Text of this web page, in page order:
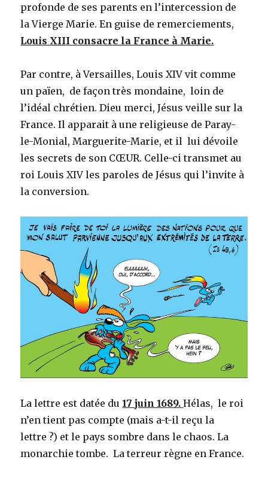
profonde de ses parents en l’intercession de
la Vierge Marie. En guise de remerciements,
Louis XIII consacre la France à Marie.
Par contre, à Versailles, Louis XIV vit comme
un païen, de façon très mondaine, loin de
l’idéal chrétien. Dieu merci, Jésus veille sur la
France. Il apparait à une religieuse de Paray-
le-Monial, Marguerite-Marie, et il lui dévoile
les secrets de son CŒUR. Celle-ci transmet au
roi Louis XIV les paroles de Jésus qui l’invite à
la conversion.
La lettre est datée du17 juin 1689.Hélas, le roi
n’en tient pas compte (mais a-t-il reçu la
lettre ?) et le pays sombre dans le chaos. La
monarchie tombe. La terreur règne en France.